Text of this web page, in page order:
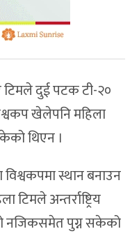
टिमले दुई पटक टी-२०
खेलेपनि महिला
थिएन ।
विश्वकपमा स्थान बनाउन
अन्तर्राष्ट्रिय
नजिकसमेत पुग्न सकेको